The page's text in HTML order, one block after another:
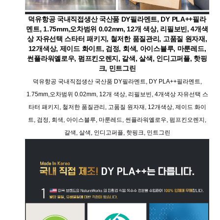
덕유항공 국내직접생산 국산품 DY필라멘트, DY PLA++필라
멘트, 1.75mm,오차범위 0.02mm, 12개 색상, 리필보빈, 4개색
상 자유선택 스타터 패키지, 철저한 품질관리, 고품질 원자재,
12개색상, 제이드 화이트, 검정, 회색, 아이스블루, 마룬레드,
썬플라워옐로우, 펌프킨오렌지, 갈색, 살색, 인디고퍼플, 핫핑
크, 민트그린
덕유항공 국내직접생산 국산품 DY필라멘트, DY PLA++필라멘트,
1.75mm,오차범위 0.02mm, 12개 색상, 리필보빈, 4개색상 자유선택 스
타터 패키지, 철저한 품질관리, 고품질 원자재, 12개색상, 제이드 화이
트, 검정, 회색, 아이스블루, 마룬레드, 썬플라워옐로우, 펌프킨오렌지,
갈색, 살색, 인디고퍼플, 핫핑크, 민트그린